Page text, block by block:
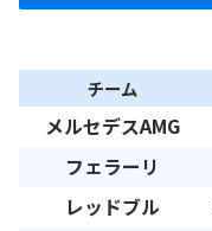
チーム
メルセデスAMG
フェラーリ
レッドブル